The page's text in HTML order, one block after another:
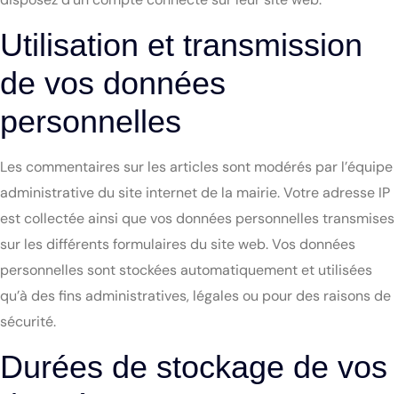
Utilisation et transmission
de vos données
personnelles
Les commentaires sur les articles sont modérés par l’équipe
administrative du site internet de la mairie. Votre adresse IP
est collectée ainsi que vos données personnelles transmises
sur les différents formulaires du site web. Vos données
personnelles sont stockées automatiquement et utilisées
qu’à des fins administratives, légales ou pour des raisons de
sécurité.
Durées de stockage de vos